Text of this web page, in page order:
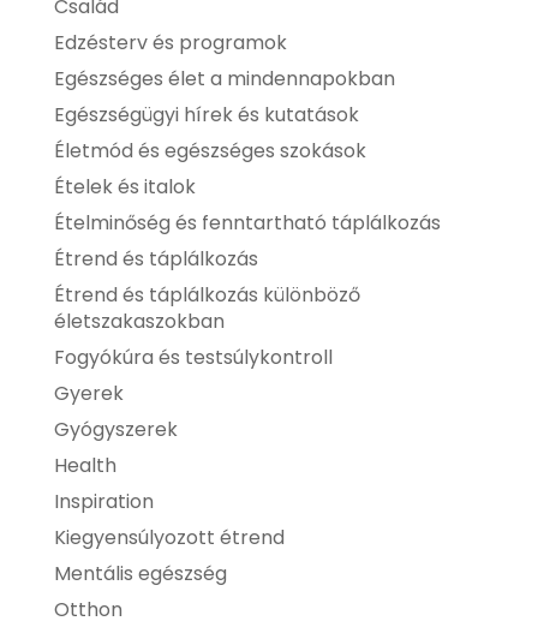
Család
Edzésterv és programok
Egészséges élet a mindennapokban
Egészségügyi hírek és kutatások
Életmód és egészséges szokások
Ételek és italok
Ételminőség és fenntartható táplálkozás
Étrend és táplálkozás
Étrend és táplálkozás különböző
életszakaszokban
Fogyókúra és testsúlykontroll
Gyerek
Gyógyszerek
Health
Inspiration
Kiegyensúlyozott étrend
Mentális egészség
Otthon